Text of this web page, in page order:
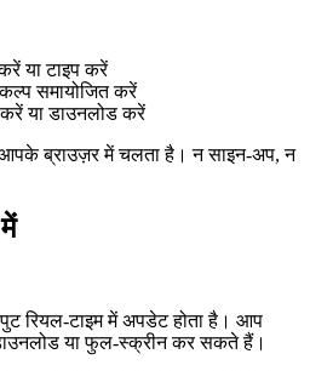
या टाइप करें
समायोजित करें
या डाउनलोड करें
ब्राउज़र में चलता है। न साइन‑अप, न
रियल‑टाइम में अपडेट होता है। आप
या फुल‑स्क्रीन कर सकते हैं।